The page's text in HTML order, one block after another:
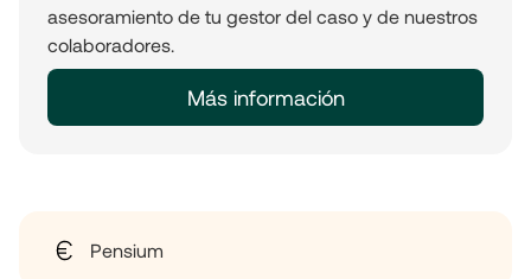
asesoramiento de tu gestor del caso y de nuestros
colaboradores.
Más información
Pensium